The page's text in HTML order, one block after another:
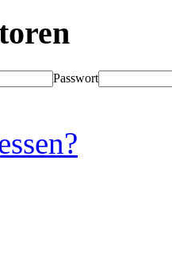
Passwort